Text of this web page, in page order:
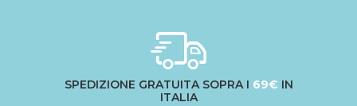
SPEDIZIONE GRATUITA SOPRA I 69€ IN
ITALIA